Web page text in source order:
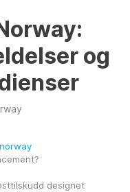
og
designet